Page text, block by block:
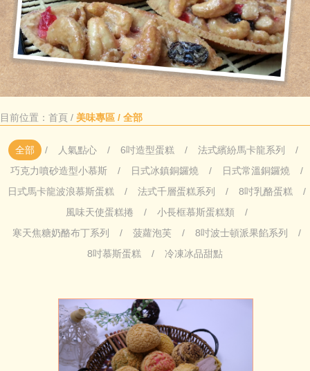
目前位置： 首頁 / 美味專區 / 全部
全部 人氣點心 6吋造型蛋糕
法式繽紛馬卡龍系列
巧克力噴砂造型小慕斯
日式冰鎮銅鑼燒
日式常溫銅鑼燒
日式馬卡龍波浪慕斯蛋糕
法式千層蛋糕系列
8吋乳酪蛋糕
風味天使蛋糕捲
小長框慕斯蛋糕類
寒天焦糖奶酪布丁系列
菠蘿泡芙
8吋波士頓派果餡系列
8吋慕斯蛋糕
冷凍冰品甜點